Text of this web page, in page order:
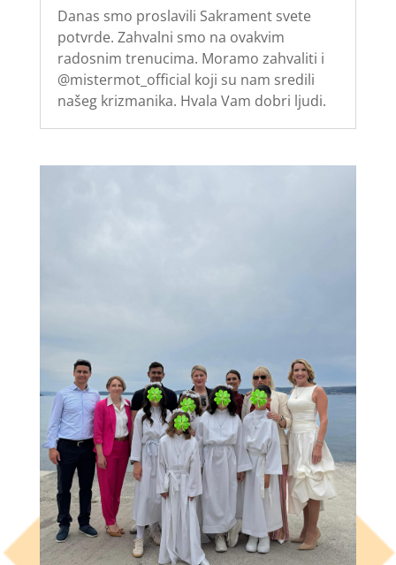
Danas smo proslavili Sakrament svete
potvrde. Zahvalni smo na ovakvim
radosnim trenucima. Moramo zahvaliti i
@mistermot_official koji su nam sredili
našeg krizmanika. Hvala Vam dobri ljudi.